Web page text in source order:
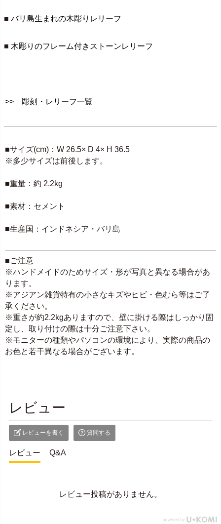
■ バリ島生まれの木彫りレリーフ
■ 木彫りのフレーム付きストーンレリーフ
>> 彫刻・レリーフ一覧
■サイズ(cm)：W 26.5× D 4× H 36.5
※多少サイズは前後します。
■重量：約 2.2kg
■素材：セメント
■生産国：インドネシア・バリ島
■ご注意
※ハンドメイドのためサイズ・形が写真と異なる場合があ
ります。
※アジアン雑貨特有の小さなキズやヒビ・色むら等はご了
承ください。
※重さが約2.2kgありますので、壁に掛ける際はしっかり固
定し、取り付けの際は十分ご注意下さい。
※モニターの種類やパソコンの環境により、実際の商品の
お色と若干異なる場合がございます。
レビュー
レビューを書く 質問する
レビュー Q&A
レビュー投稿がありません。